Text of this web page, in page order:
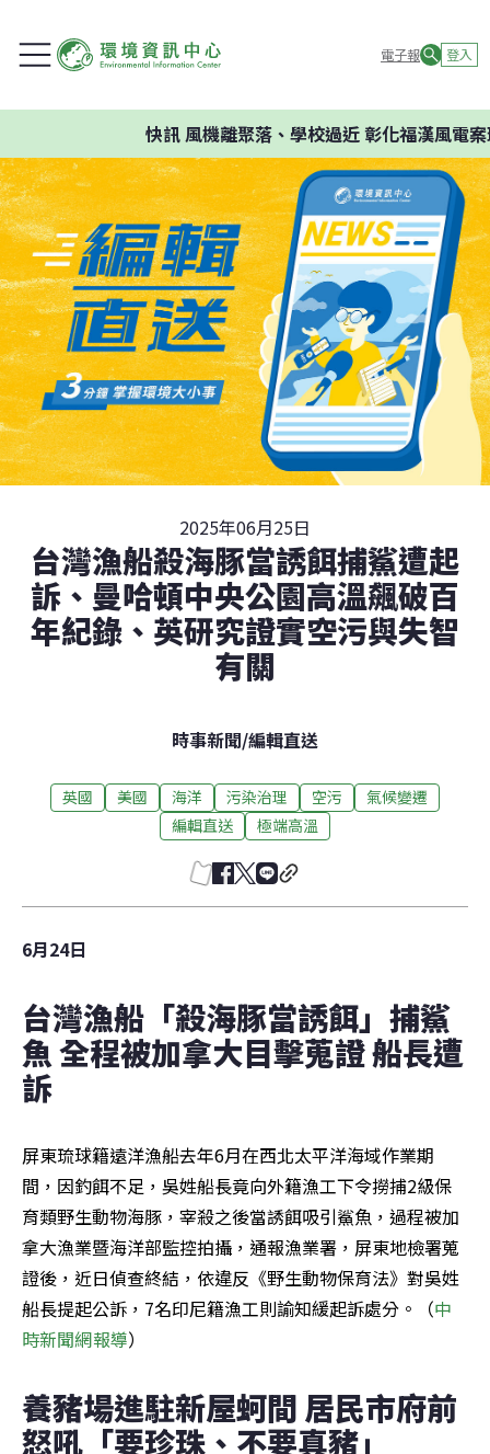
電子報 登入
快訊風機離聚落、學校過近 彰化福漢風電案環
2025年06月25日
台灣漁船殺海豚當誘餌捕鯊遭起
訴、曼哈頓中央公園高溫飆破百
年紀錄、英研究證實空污與失智
有關
時事新聞/編輯直送
英國 美國 海洋 污染治理 空污
氣候變遷
編輯直送
極端高溫
6月24日
台灣漁船「殺海豚當誘餌」捕鯊
魚 全程被加拿大目擊蒐證 船長遭
訴
屏東琉球籍遠洋漁船去年6月在西北太平洋海域作業期
間，因釣餌不足，吳姓船長竟向外籍漁工下令撈捕2級保
育類野生動物海豚，宰殺之後當誘餌吸引鯊魚，過程被加
拿大漁業暨海洋部監控拍攝，通報漁業署，屏東地檢署蒐
證後，近日偵查終結，依違反《野生動物保育法》對吳姓
船長提起公訴，7名印尼籍漁工則諭知緩起訴處分。（中
時新聞網報導）
養豬場進駐新屋蚵間 居民市府前
怒吼「要珍珠、不要真豬」